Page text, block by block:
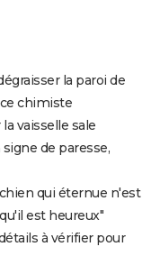
la paroi de
chimiste
vaisselle sale
de paresse,
qui éternue n'est
est heureux"
à vérifier pour